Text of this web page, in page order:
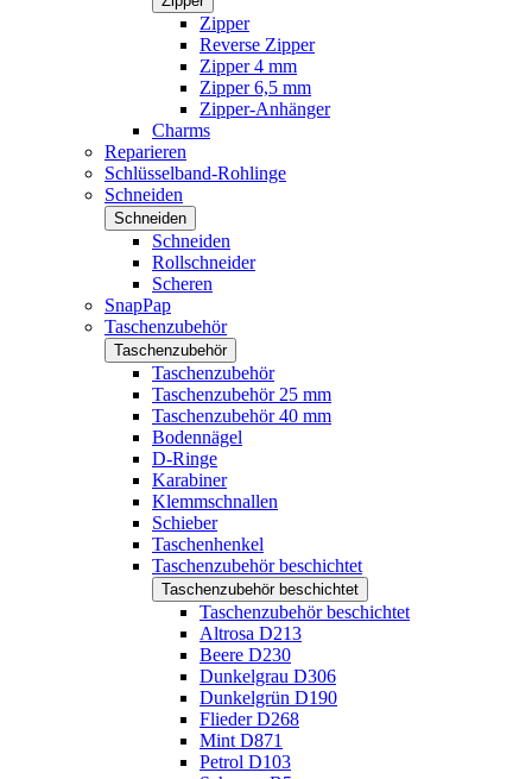
Zipper
Reverse Zipper
Zipper 4 mm
Zipper 6,5 mm
Zipper-Anhänger
Charms
Reparieren
Schlüsselband-Rohlinge
Schneiden
Schneiden
Schneiden
Rollschneider
Scheren
SnapPap
Taschenzubehör
Taschenzubehör
Taschenzubehör
Taschenzubehör 25 mm
Taschenzubehör 40 mm
Bodennägel
D-Ringe
Karabiner
Klemmschnallen
Schieber
Taschenhenkel
Taschenzubehör beschichtet
Taschenzubehör beschichtet
Taschenzubehör beschichtet
Altrosa D213
Beere D230
Dunkelgrau D306
Dunkelgrün D190
Flieder D268
Mint D871
Petrol D103